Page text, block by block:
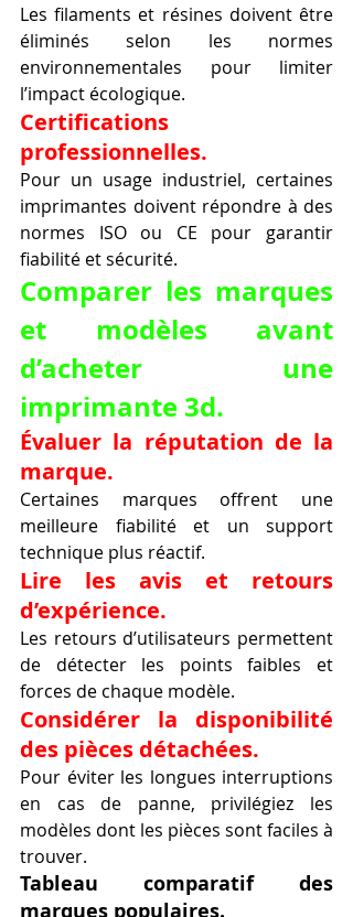
Les filaments et résines doivent être
éliminés selon les normes
environnementales pour limiter
l’impact écologique.
Certifications
professionnelles.
Pour un usage industriel, certaines
imprimantes doivent répondre à des
normes ISO ou CE pour garantir
fiabilité et sécurité.
Comparer les marques
et modèles avant
d’acheter une
imprimante 3d.
Évaluer la réputation de la
marque.
Certaines marques offrent une
meilleure fiabilité et un support
technique plus réactif.
Lire les avis et retours
d’expérience.
Les retours d’utilisateurs permettent
de détecter les points faibles et
forces de chaque modèle.
Considérer la disponibilité
des pièces détachées.
Pour éviter les longues interruptions
en cas de panne, privilégiez les
modèles dont les pièces sont faciles à
trouver.
Tableau comparatif des
marques populaires.